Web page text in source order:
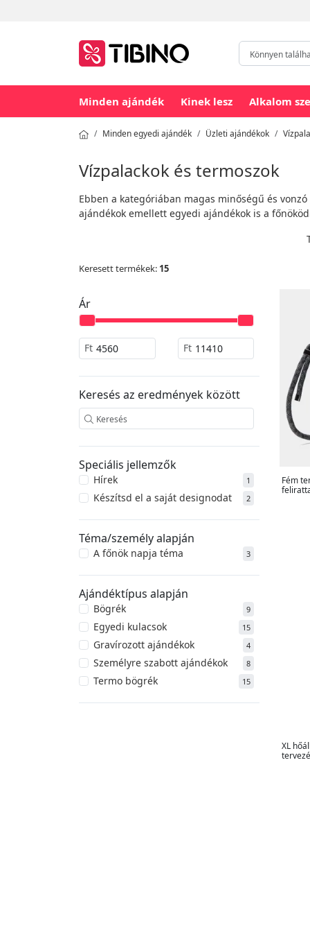
Minden ajándék Kinek lesz Alkalom
Minden egyedi ajándék Üzleti ajándékok
Vízpalackok és termoszok
Ebben a kategóriában magas minőségű és
ajándékok emellett egyedi ajándékok is a
Keresett termékek: 15
Ár
Ft Ft
Keresés az eredmények között
Speciális jellemzők
Hírek 1
Készítsd el a saját designodat 2
Téma/személy alapján
A főnök napja téma 3
Ajándéktípus alapján
Bögrék 9
Egyedi kulacsok 15
Gravírozott ajándékok 4
Személyre szabott ajándékok 8
Termo bögrék 15
Fém
XL